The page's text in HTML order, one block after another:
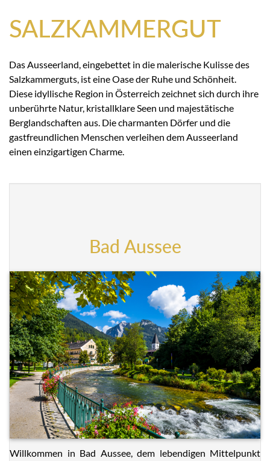
SALZKAMMERGUT
Das Ausseerland, eingebettet in die malerische Kulisse des
Salzkammerguts, ist eine Oase der Ruhe und Schönheit.
Diese idyllische Region in Österreich zeichnet sich durch ihre
unberührte Natur, kristallklare Seen und majestätische
Berglandschaften aus. Die charmanten Dörfer und die
gastfreundlichen Menschen verleihen dem Ausseerland
einen einzigartigen Charme.
Bad Aussee
Willkommen in Bad Aussee, dem lebendigen Mittelpunkt